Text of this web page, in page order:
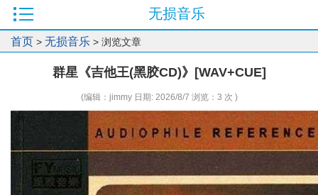
无损音乐
首页 > 无损音乐 > 浏览文章
群星《吉他王(黑胶CD)》[WAV+CUE]
(编辑：jimmy 日期: 2026/8/7 浏览：3 次 )